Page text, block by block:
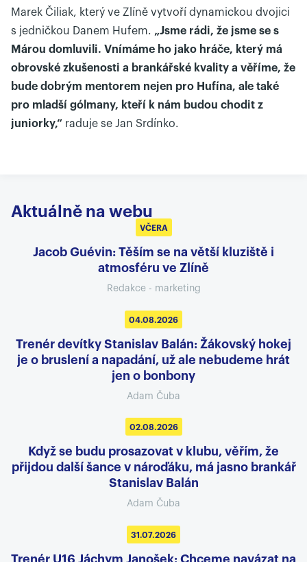
Marek Čiliak, který ve Zlíně vytvoří dynamickou dvojici
s jedničkou Danem Hufem. „Jsme rádi, že jsme se s
Márou domluvili. Vnímáme ho jako hráče, který má
obrovské zkušenosti a brankářské kvality a věříme, že
bude dobrým mentorem nejen pro Hufína, ale také
pro mladší gólmany, kteří k nám budou chodit z
juniorky,“ raduje se Jan Srdínko.
Aktuálně na webu
VČERA
Jacob Guévin: Těším se na větší kluziště i
atmosféru ve Zlíně
Redakce - marketing
04.08.2026
Trenér devítky Stanislav Balán: Žákovský hokej
je o bruslení a napadání, už ale nebudeme hrát
jen o bonbony
Adam Čuba
02.08.2026
Když se budu prosazovat v klubu, věřím, že
přijdou další šance v nároďáku, má jasno brankář
Stanislav Balán
Adam Čuba
31.07.2026
Trenér U16 Jáchym Janošek: Chceme navázat na